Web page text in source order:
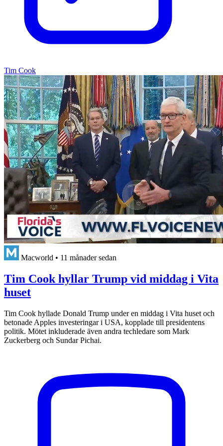
Tim Cook
Macworld • 11 månader sedan
Tim Cook hyllar Trump vid middag i Vita
huset
Tim Cook hyllade Donald Trump under en middag i Vita huset och
betonade Apples investeringar i USA, kopplade till presidentens
politik. Mötet inkluderade även andra techledare som Mark
Zuckerberg och Sundar Pichai.